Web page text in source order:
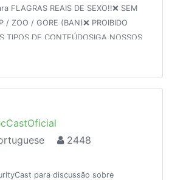
FLAGRAS REAIS DE SEXO!!❌ SEM
/ ZOO / GORE (BAN)❌ PROIBIDO
TIPOS DE CONTEÚDOSIGA NOSSOS
»
2448
para discussão sobre